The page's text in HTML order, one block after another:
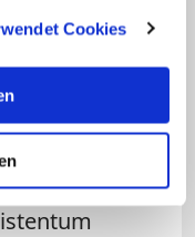
Cookies
nicht
wolle er
das schon
"Es ist geht